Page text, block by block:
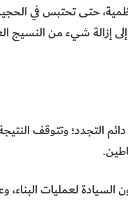
حتى تحتبس في
إلى إزالة شيء من
التجدد؛ وتتوقف
لعمليات البناء،